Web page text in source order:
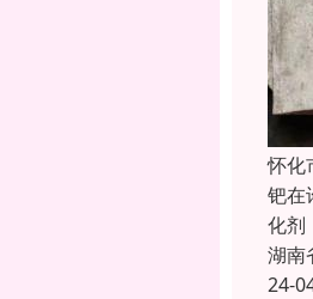
怀化
钯在
化剂
湖南
24-